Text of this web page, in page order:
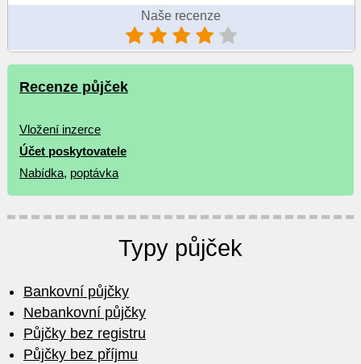
Naše recenze
Recenze půjček
Vložení inzerce
Účet poskytovatele
Nabídka, poptávka
Typy půjček
Bankovní půjčky
Nebankovní půjčky
Půjčky bez registru
Půjčky bez příjmu